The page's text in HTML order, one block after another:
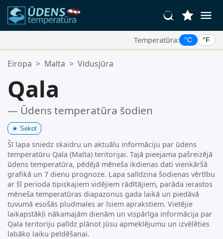
Temperatūra: °C °F
Jūsu Iecienītākās Vietas:
Eiropa > Malta > Vidusjūra
Qala
— Ūdens temperatūra šodien
★ Sekot
Šī lapa sniedz skaidru un aktuālu informāciju par ūdens
temperatūru Qala (Malta) teritorijai. Tajā pieejama pašreizējā
ūdens temperatūra, pēdējā mēneša ikdienas dati vienkāršā
grafikā un 7 dienu prognoze. Lapa salīdzina šodienas vērtību
ar šī perioda tipiskajiem vidējiem rādītājiem, parāda ierastos
mēneša temperatūras diapazonus gada laikā un piedāvā
tuvumā esošās pludmales ar īsiem aprakstiem. Vietējie
laikapstākļi nākamajām dienām un vispārīga informācija par
Qala teritoriju palīdz plānot jūsu apmeklējumu un izvēlēties
labāko laiku peldēšanai.